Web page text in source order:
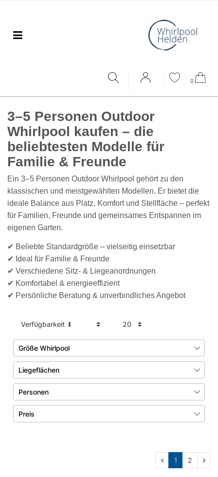
0
3–5 Personen Outdoor
Whirlpool kaufen – die
beliebtesten Modelle für
Familie & Freunde
Ein 3–5 Personen Outdoor Whirlpool gehört zu den
klassischen und meistgewählten Modellen. Er bietet die
ideale Balance aus Platz, Komfort und Stellfläche – perfekt
für Familien, Freunde und gemeinsames Entspannen im
eigenen Garten.
✔ Beliebte Standardgröße – vielseitig einsetzbar
✔ Ideal für Familie & Freunde
✔ Verschiedene Sitz- & Liegeanordnungen
✔ Komfortabel & energieeffizient
✔ Persönliche Beratung & unverbindliches Angebot
Größe Whirlpool
bis 2,2m
5
bis 2,3m 5
bis 2m
Liegeflächen
keine Liegeflächen
2
eine Liegefläche 8
zwei Liegeflächen
Personen
bis 8 Personen
3
bis 3 Personen 4
Preis
1 2